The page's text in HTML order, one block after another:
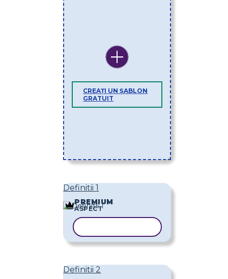
CREAȚI UN ȘABLON
GRATUIT
Definitii 1
PREMIUM
ASPECT
Definitii 2